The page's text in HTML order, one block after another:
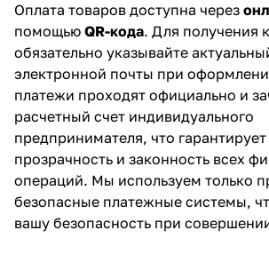
Оплата товаров доступна через
помощью QR-кода. Для получения
обязательно указывайте
электронной почты при
платежи проходят официально и
расчетный счет индивидуального
предпринимателя, что
прозрачность и законность всех
операций. Мы используем только
безопасные платежные системы,
вашу безопасность при